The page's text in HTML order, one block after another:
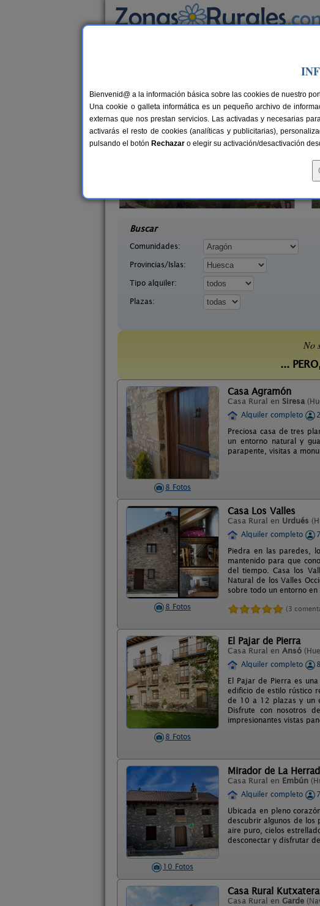
Casas Rurales cerca de
25 €
Buscar
Comunidades:
Provincias/Islas:
Tipo alquiler:
Plazas:
No
...
8 Fotos
Casa Agramón
Casa Rural en Siresa
Alquiler completo
Preciosa casa de tres
un entorno natural y
parapente, visitas a
8 Fotos
Casa Los Valles
Casa Rural en Urdués
Alquiler completo
Piedra en las paredes,
mantenido para que
del tiempo. Casa los
Natural de los Valles
sobre todo un entorno
(3
8 Fotos
El Pajar de Pierra
Casa Rural en Ansó
Alquiler completo
El Pajar de Pierra es
edificio de estilo rústico
de 10 a 12 plazas y un
Disfrute con nosotros
impresionantes vistas
10 Fotos
Mirador de La
Casa Rural en Embún
Alquiler completo
Ubicada en pleno
descubrir algunos de los
aire puro, cielos
desconectar y disfrutar
Casa Rural Kutxatera
Casa Rural en Garde
Bienvenid@ a la información básica sobre las cookies de nuestro
Una cookie o galleta informática es un pequeño archivo de
externas que nos prestan servicios. Las activadas y necesarias
activarás el resto de cookies (analíticas y publicitarias),
pulsando el botón Rechazar o elegir su activación/desactivación